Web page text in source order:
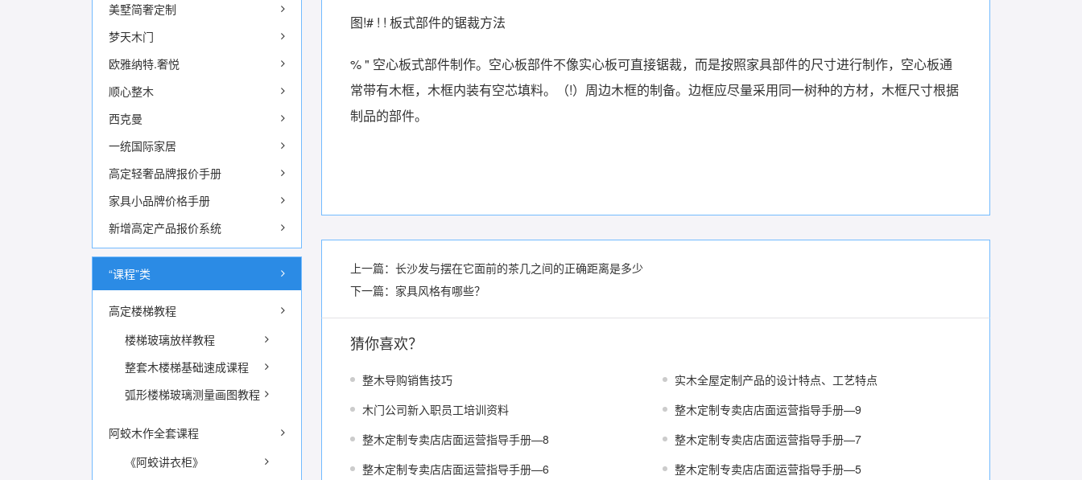
美墅简奢定制
梦天木门
欧雅纳特.奢悦
顺心整木
西克曼
一统国际家居
高定轻奢品牌报价手册
家具小品牌价格手册
新增高定产品报价系统
“课程”类
高定楼梯教程
楼梯玻璃放样教程
整套木楼梯基础速成课程
弧形楼梯玻璃测量画图教程
阿蛟木作全套课程
《阿蛟讲衣柜》
图!# ! ! 板式部件的锯裁方法
% " 空心板式部件制作。空心板部件不像实心板可直接锯裁，而是按照家具部件的尺寸进行制作，空心板通
常带有木框，木框内装有空芯填料。（!）周边木框的制备。边框应尽量采用同一树种的方材，木框尺寸根据
制品的部件。
上一篇： 长沙发与摆在它面前的茶几之间的正确距离是多少
下一篇： 家具风格有哪些？
猜你喜欢？
整木导购销售技巧
实木全屋定制产品的设计特点、工艺特点
木门公司新入职员工培训资料
整木定制专卖店店面运营指导手册—9
整木定制专卖店店面运营指导手册—8
整木定制专卖店店面运营指导手册—7
整木定制专卖店店面运营指导手册—6
整木定制专卖店店面运营指导手册—5